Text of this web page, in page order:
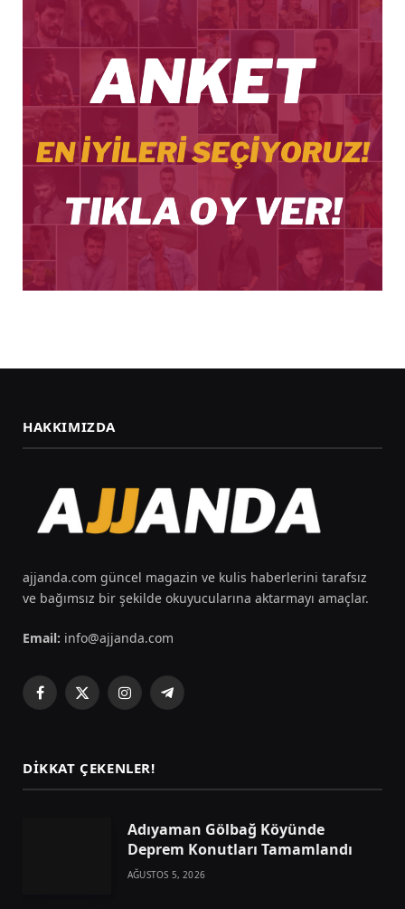
HAKKIMIZDA
ajjanda.com güncel magazin ve kulis haberlerini tarafsız
ve bağımsız bir şekilde okuyucularına aktarmayı amaçlar.
Email: info@ajjanda.com
Facebook
X
InstagramTelegram
DIKKAT ÇEKENLER!
Adıyaman Gölbağ Köyünde
Deprem Konutları Tamamlandı
AĞUSTOS 5, 2026